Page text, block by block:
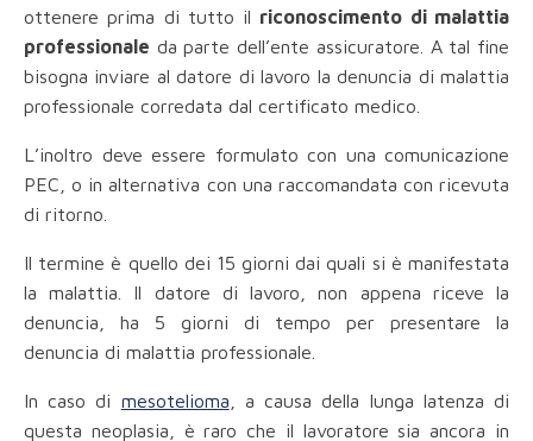
ottenere prima di tutto il riconoscimento di malattia
professionale da parte dell’ente assicuratore. A tal fine
bisogna inviare al datore di lavoro la denuncia di malattia
professionale corredata dal certificato medico.
L’inoltro deve essere formulato con una comunicazione
PEC, o in alternativa con una raccomandata con ricevuta
di ritorno.
Il termine è quello dei 15 giorni dai quali si è manifestata
la malattia. Il datore di lavoro, non appena riceve la
denuncia, ha 5 giorni di tempo per presentare la
denuncia di malattia professionale.
In caso di mesotelioma , a causa della lunga latenza di
questa neoplasia, è raro che il lavoratore sia ancora in